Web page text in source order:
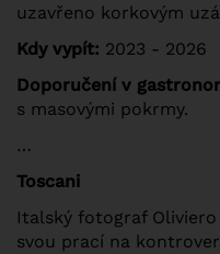
uzavřeno korkovým
Kdy vypít: 2023 - 2026
Doporučení v
s masovými pokrmy.
…
Toscani
Italský fotograf
svou prací na